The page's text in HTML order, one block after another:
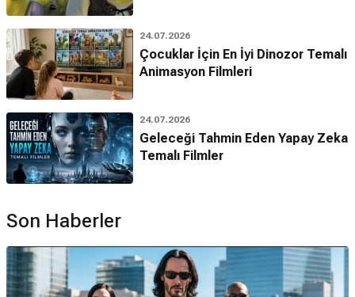
24.07.2026
Çocuklar İçin En İyi Dinozor Temalı
Animasyon Filmleri
24.07.2026
Geleceği Tahmin Eden Yapay Zeka
Temalı Filmler
Son Haberler